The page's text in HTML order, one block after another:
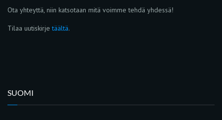
Ota yhteyttä, niin katsotaan mitä voimme tehdä yhdessä!
Tilaa uutiskirjetäältä.
SUOMI